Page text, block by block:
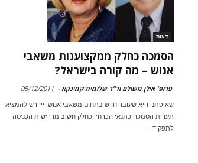
דעות
הסמכה כחלק ממקצוענות משאבי
אנוש – מה קורה בישראל?
פרופ' אילן משולם וד"ר שלומית קמינקא -
05/12/2011
שאיפתנו היא שעובד חדש בתחום משאבי אנוש, יידרש להמציא
תעודת הסמכה כתנאי הכרחי וכחלק חשוב מדרישות הכניסה
לתפקיד